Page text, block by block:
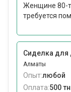
Женщине 80-
требуется
Сиделка для
Алматы
Опыт:любой
Оплата:500